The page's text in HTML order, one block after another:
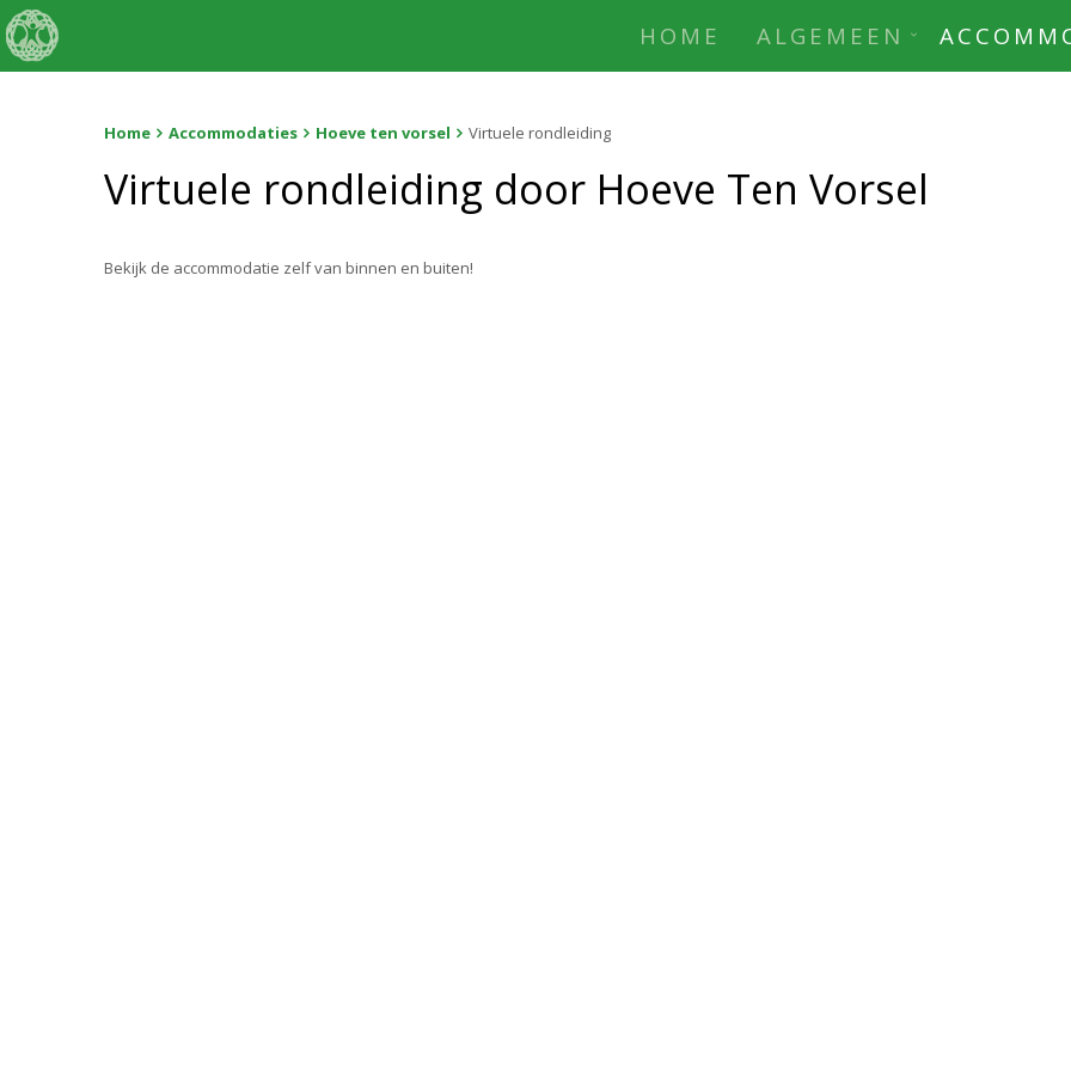
HOME ALGEMEEN
Home Accommodaties Hoeve ten vorsel Virtuele rondleiding
Virtuele rondleiding door Hoeve Ten Vorsel
Bekijk de accommodatie zelf van binnen en buiten!